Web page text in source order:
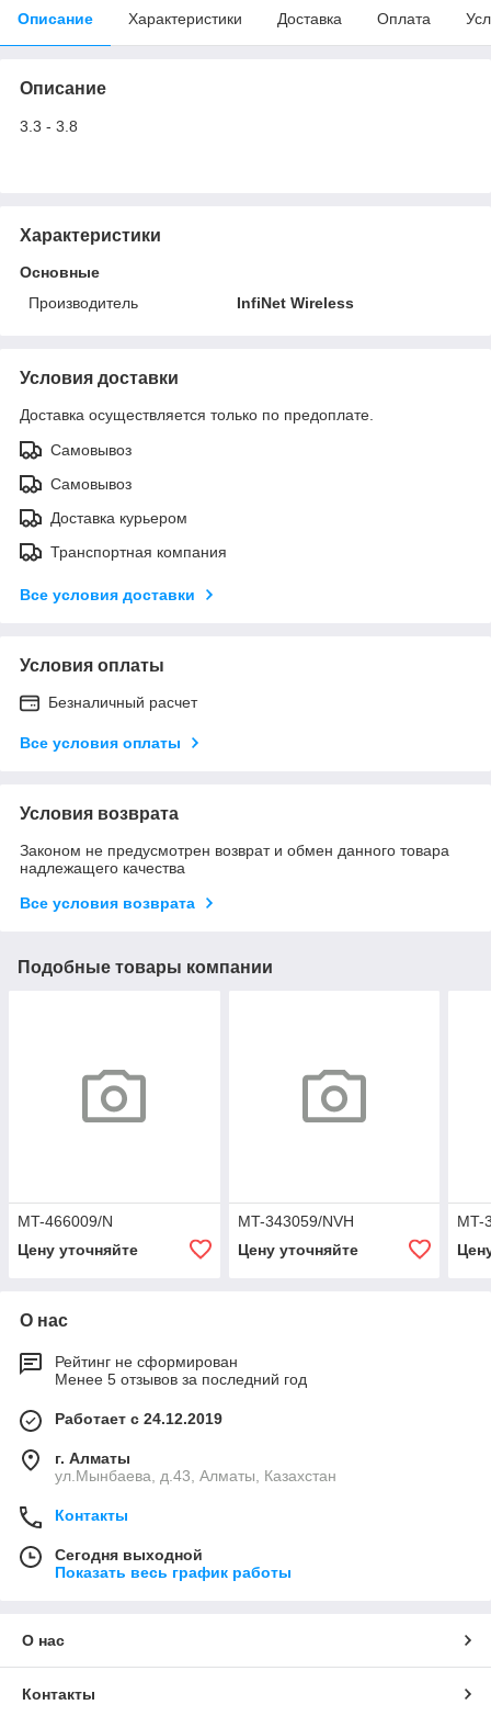
Описание Характеристики Доставка Оплата
Описание
3.3 - 3.8
Характеристики
Основные
Производитель
InfiNet Wireless
Условия доставки
Доставка осуществляется только по предоплате.
Самовывоз
Самовывоз
Доставка курьером
Транспортная компания
Все условия доставки
Условия оплаты
Безналичный расчет
Все условия оплаты
Условия возврата
Законом не предусмотрен возврат и обмен данного товара
надлежащего качества
Все условия возврата
Подобные товары компании
MT-466009/N
Цену уточняйте
MT-343059/NVH
Цену уточняйте
MT-
О нас
Рейтинг не сформирован
Менее 5 отзывов за последний год
Работает с 24.12.2019
г. Алматы
ул.Мынбаева, д.43, Алматы, Казахстан
Контакты
Сегодня выходной
Показать весь график работы
О нас
Контакты